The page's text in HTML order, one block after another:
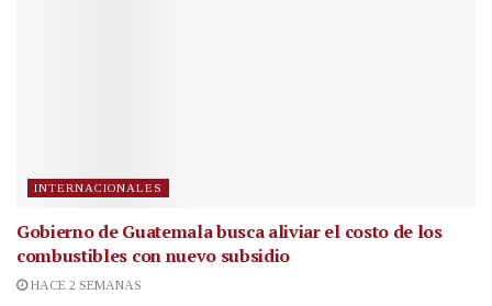
INTERNACIONALES
Gobierno de Guatemala busca aliviar el costo de los
combustibles con nuevo subsidio
HACE 2 SEMANAS